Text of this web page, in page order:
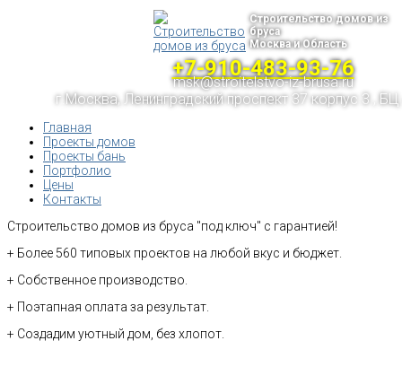
Строительство домов из
бруса
Москва и Область
+7-910-483-93-76
msk@stroitelstvo-iz-brusa.ru
г.Москва, Ленинградский проспект 37 корпус 3 , БЦ
Главная
Проекты домов
Проекты бань
Портфолио
Цены
Контакты
Строительство домов из бруса "под ключ" с гарантией!
+ Более 560 типовых проектов на любой вкус и бюджет.
+ Собственное производство.
+ Поэтапная оплата за результат.
+ Создадим уютный дом, без хлопот.